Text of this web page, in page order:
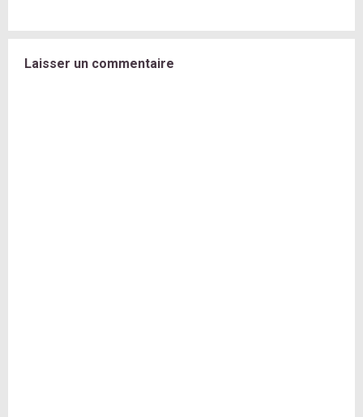
Laisser un commentaire